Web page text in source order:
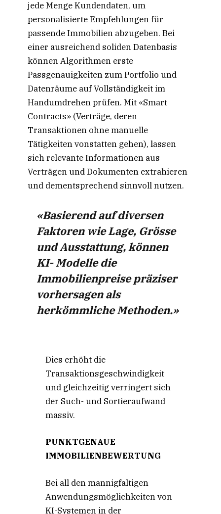
jede Menge Kundendaten, um
personalisierte Empfehlungen für
passende Immobilien abzugeben. Bei
einer ausreichend soliden Datenbasis
können Algorithmen erste
Passgenauigkeiten zum Portfolio und
Datenräume auf Vollständigkeit im
Handumdrehen prüfen. Mit «Smart
Contracts» (Verträge, deren
Transaktionen ohne manuelle
Tätigkeiten vonstatten gehen), lassen
sich relevante Informationen aus
Verträgen und Dokumenten extrahieren
und dementsprechend sinnvoll nutzen.
«Basierend auf diversen
Faktoren wie Lage, Grösse
und Ausstattung, können
KI- Modelle die
Immobilienpreise präziser
vorhersagen als
herkömmliche Methoden.»
Dies erhöht die
Transaktionsgeschwindigkeit
und gleichzeitig verringert sich
der Such- und Sortieraufwand
massiv.
PUNKTGENAUE
IMMOBILIENBEWERTUNG
Bei all den mannigfaltigen
Anwendungsmöglichkeiten von
KI-Systemen in der